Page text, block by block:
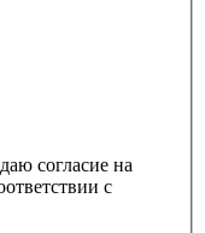
согласие на
с